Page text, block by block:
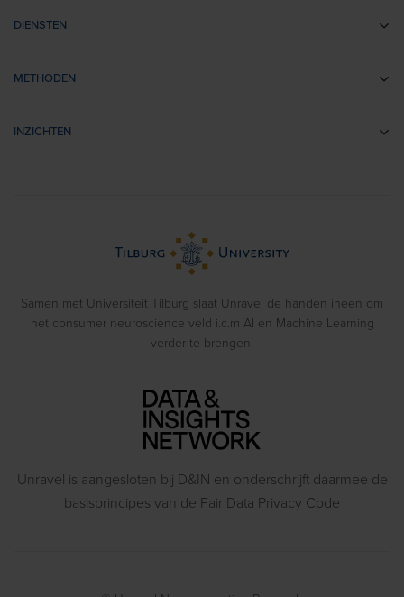
DIENSTEN
Retail- & Shopperonderzoek
METHODEN
Gedragsexperimenten
INZICHTEN
Samen met Universiteit Tilburg slaat Unravel de handen ineen om
het consumer neuroscience veld i.c.m AI en Machine Learning
verder te brengen.
Unravel is aangesloten bij D&IN en onderschrijft daarmee de
basisprincipes van de Fair Data Privacy Code